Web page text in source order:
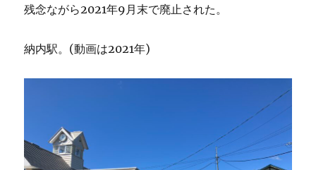
残念ながら2021年9月末で廃止された。
納内駅。(動画は2021年)